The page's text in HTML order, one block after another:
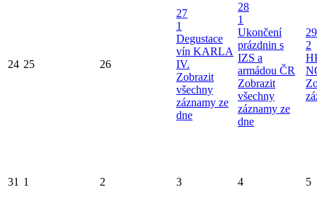
24 25 26
27
1
Degustace
vín KARLA
IV.
Zobrazit
všechny
záznamy ze
dne
28
1
Ukončení
prázdnin s
IZS a
armádou ČR
Zobrazit
všechny
záznamy ze
dne
29
2
31 1 2 3 4 5